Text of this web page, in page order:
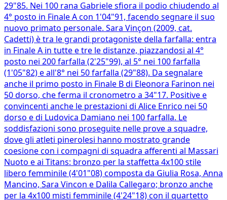
29"85. Nei 100 rana Gabriele sfiora il podio chiudendo al
4° posto in Finale A con 1'04"91, facendo segnare il suo
nuovo primato personale. Sara Vinçon (2009, cat.
Cadetti) è tra le grandi protagoniste della farfalla: entra
in Finale A in tutte e tre le distanze, piazzandosi al 4°
posto nei 200 farfalla (2'25"99), al 5° nei 100 farfalla
(1'05"82) e all'8° nei 50 farfalla (29"88). Da segnalare
anche il primo posto in Finale B di Eleonora Farinon nei
50 dorso, che ferma il cronometro a 34"17. Positive e
convincenti anche le prestazioni di Alice Enrico nei 50
dorso e di Ludovica Damiano nei 100 farfalla. Le
soddisfazioni sono proseguite nelle prove a squadre,
dove gli atleti pinerolesi hanno mostrato grande
coesione con i compagni di squadra afferenti al Massari
Nuoto e ai Titans: bronzo per la staffetta 4x100 stile
libero femminile (4'01"08) composta da Giulia Rosa, Anna
Mancino, Sara Vincon e Dalila Callegaro; bronzo anche
per la 4x100 misti femminile (4'24"18) con il quartetto